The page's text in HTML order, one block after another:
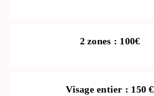
2 zones : 100€
Visage entier : 150 €